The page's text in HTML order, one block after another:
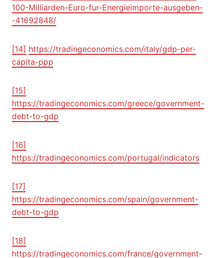
100-Milliarden-Euro-fur-Energieimporte-ausgeben-
-41692848/
[14] https://tradingeconomics.com/italy/gdp-per-
capita-ppp
[15]
https://tradingeconomics.com/greece/government-
debt-to-gdp
[16]
https://tradingeconomics.com/portugal/indicators
[17]
https://tradingeconomics.com/spain/government-
debt-to-gdp
[18]
https://tradingeconomics.com/france/government-